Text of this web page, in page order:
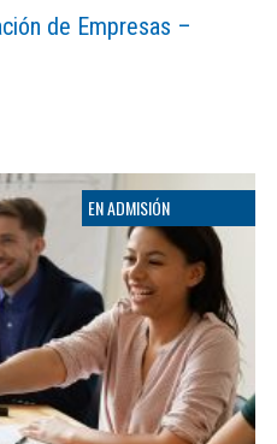
de Empresas –